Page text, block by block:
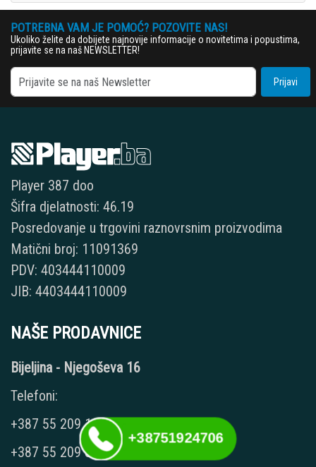
POTREBNA VAM JE POMOĆ? POZOVITE NAS!
Ukoliko želite da dobijete najnovije informacije o novitetima i popustima,
prijavite se na naš NEWSLETTER!
Prijavi
Player 387 doo
Šifra djelatnosti: 46.19
Posredovanje u trgovini raznovrsnim proizvodima
Matični broj: 11091369
PDV: 403444110009
JIB: 4403444110009
NAŠE PRODAVNICE
Bijeljina - Njegoševa 16
Telefoni:
+387 55 209 104
+387 55 209 387
+38751924706